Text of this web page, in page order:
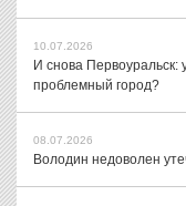
10.07.2026
И снова Первоуральск:
проблемный город?
08.07.2026
Володин недоволен